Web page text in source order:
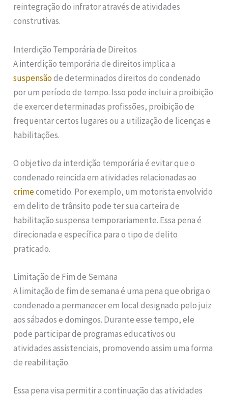
reintegração do infrator através de atividades
construtivas.
Interdição Temporária de Direitos
A interdição temporária de direitos implica a
suspensãode determinados direitos do condenado
por um período de tempo. Isso pode incluir a proibição
de exercer determinadas profissões, proibição de
frequentar certos lugares ou a utilização de licenças e
habilitações.
O objetivo da interdição temporária é evitar que o
condenado reincida em atividades relacionadas ao
crimecometido. Por exemplo, um motorista envolvido
em delito de trânsito pode ter sua carteira de
habilitação suspensa temporariamente. Essa pena é
direcionada e específica para o tipo de delito
praticado.
Limitação de Fim de Semana
A limitação de fim de semana é uma pena que obriga o
condenado a permanecer em local designado pelo juiz
aos sábados e domingos. Durante esse tempo, ele
pode participar de programas educativos ou
atividades assistenciais, promovendo assim uma forma
de reabilitação.
Essa pena visa permitir a continuação das atividades